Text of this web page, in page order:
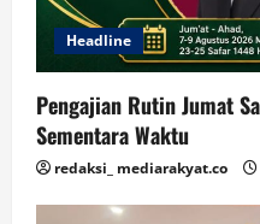
Headline
Pengajian Rutin Jumat
Sementara Waktu
redaksi_ mediarakyat.co